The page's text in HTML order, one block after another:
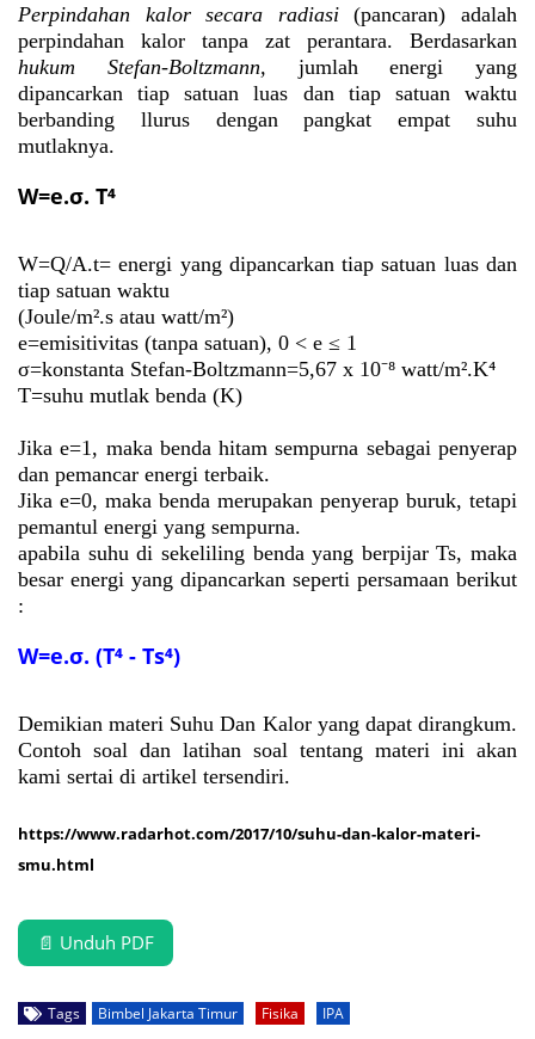
Perpindahan kalor secara radiasi(pancaran) adalah
perpindahan kalor tanpa zat perantara. Berdasarkan
hukum Stefan-Boltzmann, jumlah energi yang
dipancarkan tiap satuan luas dan tiap satuan waktu
berbanding llurus dengan pangkat empat suhu
mutlaknya.
W=e.σ. T⁴
W=Q/A.t=energi yang dipancarkan tiap satuan luas dan
tiap satuan waktu
(Joule/m².s atau watt/m²)
e=emisitivitas (tanpa satuan), 0 < e ≤ 1
σ=konstanta Stefan-Boltzmann=5,67 x 10⁻⁸ watt/m².K⁴
T=suhu mutlak benda (K)
Jika e=1, maka benda hitam sempurna sebagai penyerap
dan pemancar energi terbaik.
Jika e=0, maka benda merupakan penyerap buruk, tetapi
pemantul energi yang sempurna.
apabila suhu di sekeliling benda yang berpijar Ts, maka
besar energi yang dipancarkan seperti persamaan berikut
:
W=e.σ. (T⁴ - Ts⁴)
Demikian materi Suhu Dan Kalor yang dapat dirangkum.
Contoh soal dan latihan soal tentang materi ini akan
kami sertai di artikel tersendiri.
https://www.radarhot.com/2017/10/suhu-dan-kalor-materi-
smu.html
📄 Unduh PDF
Tags Bimbel Jakarta Timur Fisika IPA